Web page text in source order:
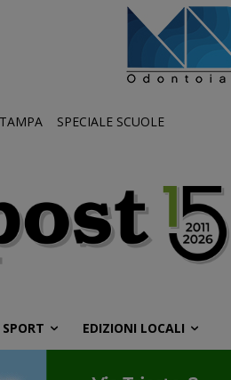
SPECIALE SCUOLE
SPORT EDIZIONI LOCALI